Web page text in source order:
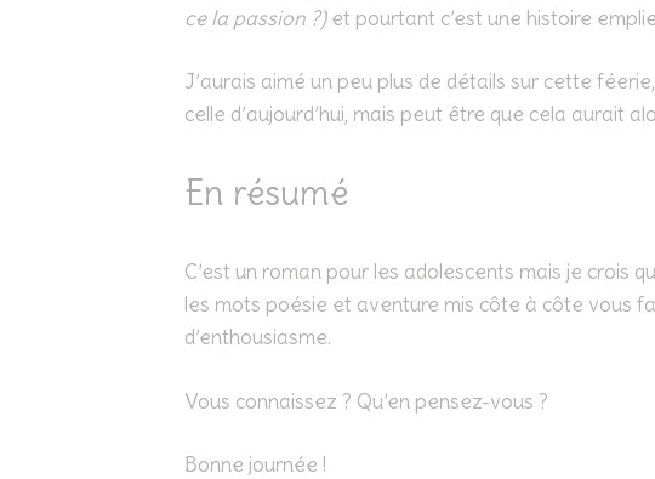
ce la passion ?)et pourtant c’est une histoire
J’aurais aimé un peu plus de détails sur cette
celle d’aujourd’hui, mais peut être que cela aurait
En résumé
C’est un roman pour les adolescents mais je crois
les mots poésie et aventure mis côte à côte vous
d’enthousiasme.
Vous connaissez ? Qu’en pensez-vous ?
Bonne journée !